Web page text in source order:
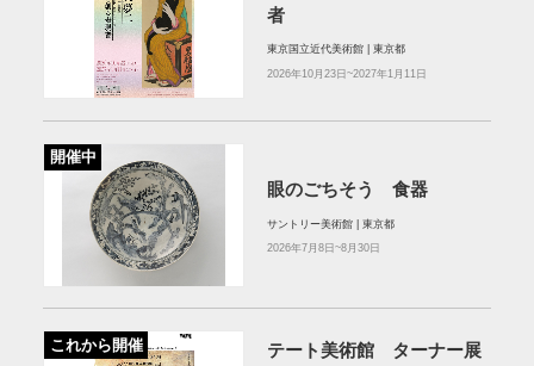
者
東京国立近代美術館 | 東京都
2026年10月23日~2027年1月11日
開催中
眼のごちそう 食器
サントリー美術館 | 東京都
2026年7月8日~8月30日
これから開催
テート美術館 ターナー展